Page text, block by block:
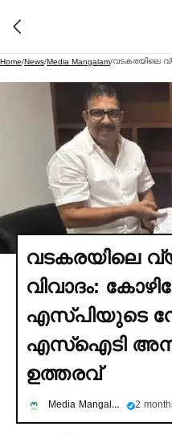
Home/News/Media Mangalam/
വടകരയിലെ
വിവാദം:
എസ്പിയുടെ
എസ്‌ഐടി
ഉത്തരവ്
Media Mangalam 2